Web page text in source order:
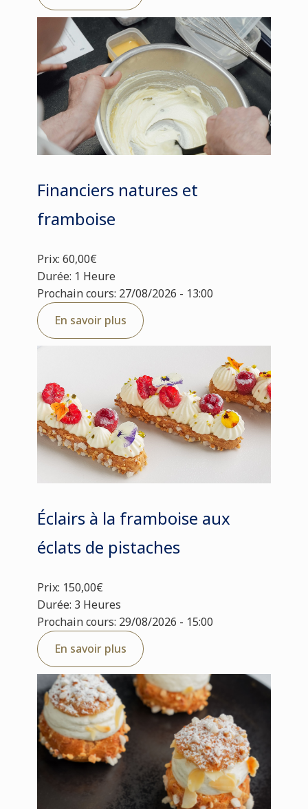
Financiers natures et
framboise
Prix: 60,00€
Durée: 1 Heure
Prochain cours: 27/08/2026 - 13:00
En savoir plus
Éclairs à la framboise aux
éclats de pistaches
Prix: 150,00€
Durée: 3 Heures
Prochain cours: 29/08/2026 - 15:00
En savoir plus